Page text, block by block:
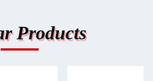
Products